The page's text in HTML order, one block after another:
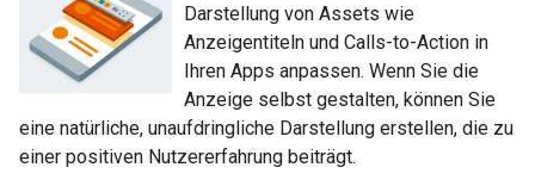
Darstellung von Assets wie
Anzeigentiteln und Calls-to-Action in
Ihren Apps anpassen. Wenn Sie die
Anzeige selbst gestalten, können Sie
eine natürliche, unaufdringliche Darstellung erstellen, die zu
einer positiven Nutzererfahrung beiträgt.